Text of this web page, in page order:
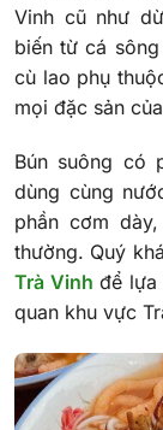
Vinh cũ như
biến từ cá
cù lao phụ
mọi đặc sản
Bún suông có
dùng cùng
phần cơm
thường. Quý
Trà Vinh để lựa
quan khu vực